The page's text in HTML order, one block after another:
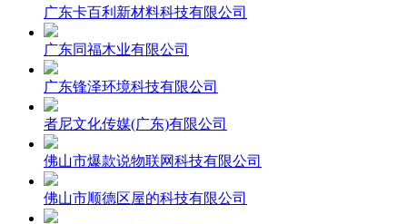
广东卡百利新材料科技有限公司
广东同福木业有限公司
广东锋泽环境科技有限公司
者尼文化传媒(广东)有限公司
佛山市爆款说物联网科技有限公司
佛山市顺德区屋的科技有限公司